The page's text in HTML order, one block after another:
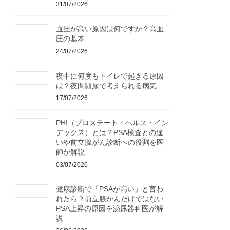
31/07/2026
血圧が高い原因は何ですか？高血
圧の基本
24/07/2026
夜中に何度もトイレで起きる原因
は？夜間頻尿で考えられる病気
17/07/2026
PHI（プロステート・ヘルス・イン
デックス）とは？PSA検査との違
いや前立腺がん診断への役割を医
師が解説
03/07/2026
健康診断で「PSAが高い」と言わ
れたら？前立腺がんだけではない
PSA上昇の原因を泌尿器科医が解
説